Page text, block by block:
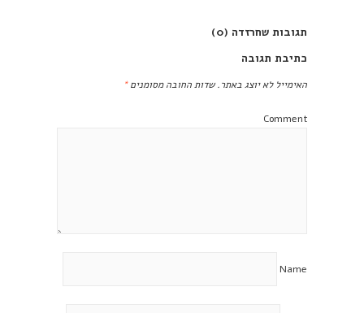
תגובות שחרזדה (0)
כתיבת תגובה
האימייל לא יוצג באתר. שדות החובה מסומנים*
Comment
Name